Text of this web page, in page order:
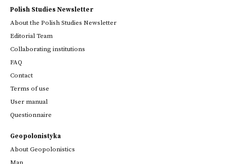
Polish Studies Newsletter
About the Polish Studies Newsletter
Editorial Team
Collaborating institutions
FAQ
Contact
Terms of use
User manual
Questionnaire
Geopolonistyka
About Geopolonistics